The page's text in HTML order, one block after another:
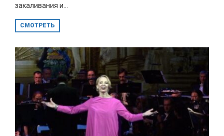
закаливания и...
СМОТРЕТЬ